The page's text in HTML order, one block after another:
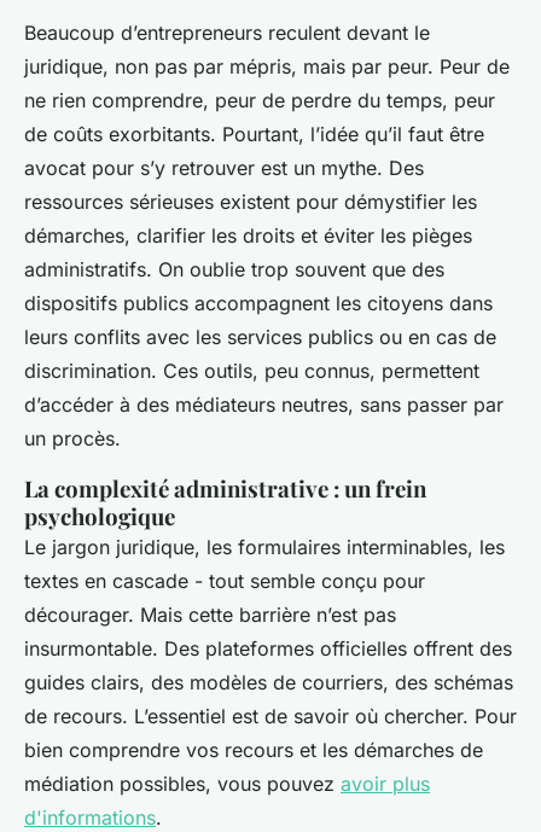
Beaucoup d’entrepreneurs reculent devant le
juridique, non pas par mépris, mais par peur. Peur de
ne rien comprendre, peur de perdre du temps, peur
de coûts exorbitants. Pourtant, l’idée qu’il faut être
avocat pour s’y retrouver est un mythe. Des
ressources sérieuses existent pour démystifier les
démarches, clarifier les droits et éviter les pièges
administratifs. On oublie trop souvent que des
dispositifs publics accompagnent les citoyens dans
leurs conflits avec les services publics ou en cas de
discrimination. Ces outils, peu connus, permettent
d’accéder à des médiateurs neutres, sans passer par
un procès.
La complexité administrative : un frein
psychologique
Le jargon juridique, les formulaires interminables, les
textes en cascade - tout semble conçu pour
décourager. Mais cette barrière n’est pas
insurmontable. Des plateformes officielles offrent des
guides clairs, des modèles de courriers, des schémas
de recours. L’essentiel est de savoir où chercher. Pour
bien comprendre vos recours et les démarches de
médiation possibles, vous pouvez avoir plus
d'informations.